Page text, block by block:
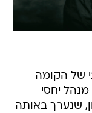
של הקומה
מנהל יחסי
שנערך באותה